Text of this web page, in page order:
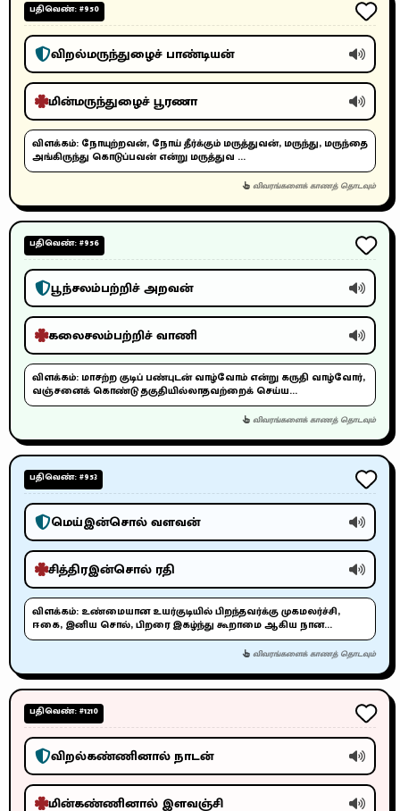
பதிவெண்: #950
விறல்மருந்துழைச் பாண்டியன்
மின்மருந்துழைச் பூரணா
விளக்கம்: நோயுற்றவன், நோய் தீர்க்கும் மருத்துவன், மருந்து, மருந்தை
அங்கிருந்து கொடுப்பவன் என்று மருத்துவ ...
விவரங்களைக் காணத் தொடவும்
பதிவெண்: #956
பூந்சலம்பற்றிச் அறவன்
கலைசலம்பற்றிச் வாணி
விளக்கம்: மாசற்ற குடிப் பண்புடன் வாழ்வோம் என்று கருதி வாழ்வோர்,
வஞ்சனைக் கொண்டு தகுதியில்லாதவற்றைக் செய்ய...
விவரங்களைக் காணத் தொடவும்
பதிவெண்: #953
மெய்இன்சொல் வளவன்
சித்திரஇன்சொல் ரதி
விளக்கம்: உண்மையான உயர்குடியில் பிறந்தவர்க்கு முகமலர்ச்சி,
ஈகை, இனிய சொல், பிறரை இகழ்ந்து கூறாமை ஆகிய நான...
விவரங்களைக் காணத் தொடவும்
பதிவெண்: #1210
விறல்கண்ணினால் நாடன்
மின்கண்ணினால் இளவஞ்சி